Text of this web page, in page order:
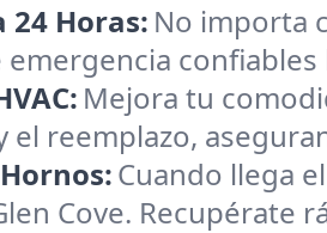
24 Horas: No importa
emergencia
Mejora tu
el reemplazo,
Cuando llega
Cove.